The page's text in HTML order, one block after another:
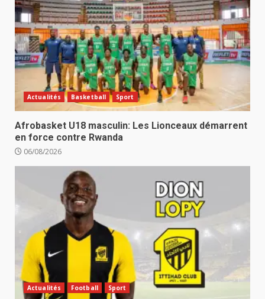
Actualités Basketball Sport
Afrobasket U18 masculin: Les Lionceaux démarrent
en force contre Rwanda
06/08/2026
Actualités Football Sport